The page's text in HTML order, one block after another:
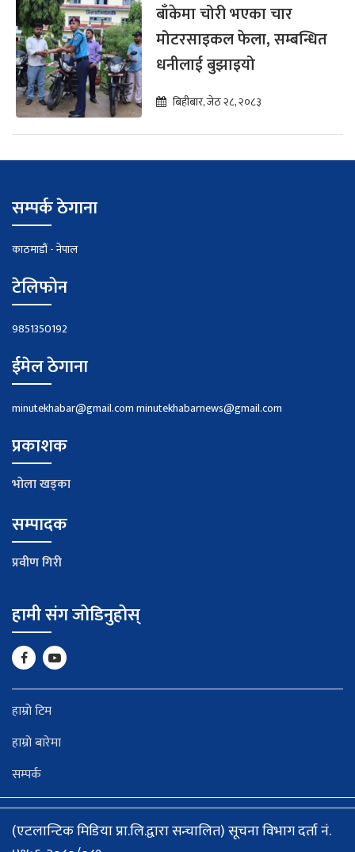
बाँकेमा चोरी भएका चार
मोटरसाइकल फेला, सम्बन्धित
धनीलाई बुझाइयो
बिहीबार, जेठ २८, २०८३
सम्पर्क ठेगाना
काठमाडौं - नेपाल
टेलिफोन
9851350192
ईमेल ठेगाना
minutekhabar@gmail.comminutekhabarnews@gmail.com
प्रकाशक
भाेला खड्का
सम्पादक
प्रवीण गिरी
हामी संग जोडिनुहोस्
हाम्रो टिम
हाम्रो बारेमा
सम्पर्क
(एटलान्टिक मिडिया प्रा.लि.द्वारा सन्चालित) सूचना विभाग दर्ता नं.